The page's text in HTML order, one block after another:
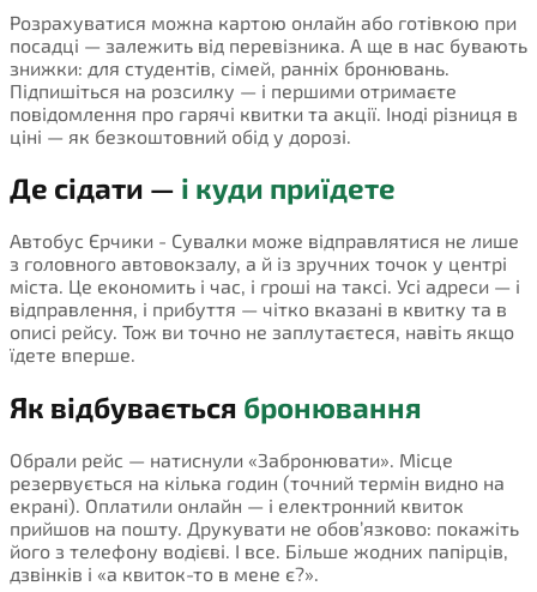
Розрахуватися можна картою онлайн або готівкою при
посадці — залежить від перевізника. А ще в нас бувають
знижки: для студентів, сімей, ранніх бронювань.
Підпишіться на розсилку — і першими отримаєте
повідомлення про гарячі квитки та акції. Іноді різниця в
ціні — як безкоштовний обід у дорозі.
Де сідати — і куди приїдете
Автобус Єрчики - Сувалки може відправлятися не лише
з головного автовокзалу, а й із зручних точок у центрі
міста. Це економить і час, і гроші на таксі. Усі адреси — і
відправлення, і прибуття — чітко вказані в квитку та в
описі рейсу. Тож ви точно не заплутаєтеся, навіть якщо
їдете вперше.
Як відбувається бронювання
Обрали рейс — натиснули «Забронювати». Місце
резервується на кілька годин (точний термін видно на
екрані). Оплатили онлайн — і електронний квиток
прийшов на пошту. Друкувати не обов’язково: покажіть
його з телефону водієві. І все. Більше жодних папірців,
дзвінків і «а квиток-то в мене є?».